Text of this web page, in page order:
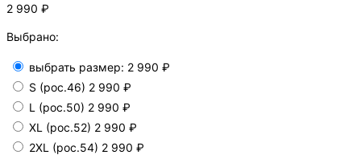
2 990 ₽
Выбрано:
выбрать размер: 2 990 ₽
S (рос.46) 2 990 ₽
L (рос.50) 2 990 ₽
XL (рос.52) 2 990 ₽
2XL (рос.54) 2 990 ₽